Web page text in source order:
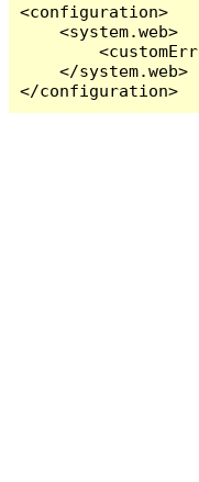
<configuration>
    <system.web>
    </system.web>
</configuration>